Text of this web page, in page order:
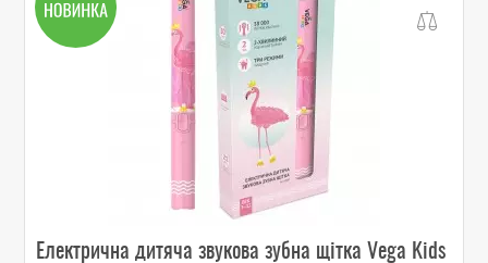
Електрична дитяча звукова зубна щітка Vega Kids